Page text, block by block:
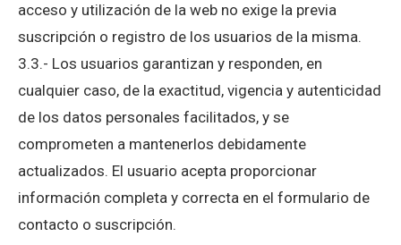
acceso y utilización de la web no exige la previa
suscripción o registro de los usuarios de la misma.
3.3.- Los usuarios garantizan y responden, en
cualquier caso, de la exactitud, vigencia y autenticidad
de los datos personales facilitados, y se
comprometen a mantenerlos debidamente
actualizados. El usuario acepta proporcionar
información completa y correcta en el formulario de
contacto o suscripción.